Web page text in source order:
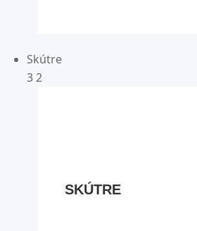
Skútre
3 2
SKÚTRE